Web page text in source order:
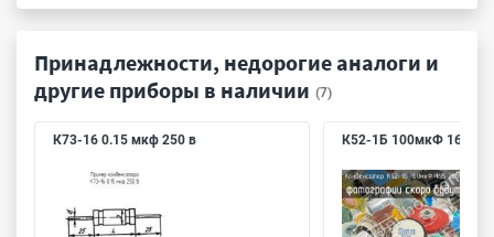
Принадлежности, недорогие аналоги и
другие приборы в наличии (7)
К73-16 0.15 мкф 250 в К52-1Б 100мкФ 16В